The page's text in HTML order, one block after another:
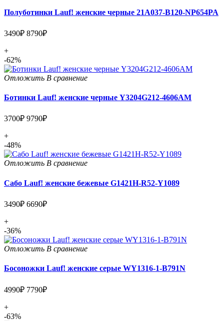
Полуботинки Lauf! женские черные 21A037-B120-NP654PA
3490₽ 8790₽
+
-62%
Отложить В сравнение
Ботинки Lauf! женские черные Y3204G212-4606AM
3700₽ 9790₽
+
-48%
Отложить В сравнение
Сабо Lauf! женские бежевые G1421H-R52-Y1089
3490₽ 6690₽
+
-36%
Отложить В сравнение
Босоножки Lauf! женские серые WY1316-1-B791N
4990₽ 7790₽
+
-63%